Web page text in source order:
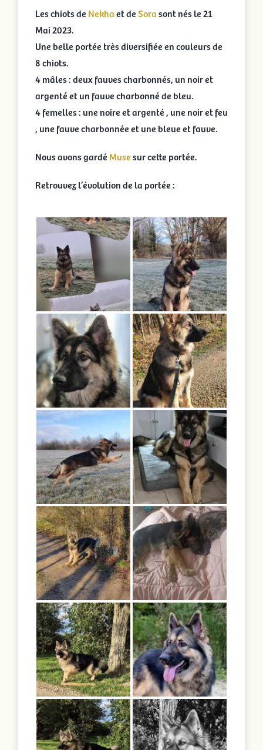
Les chiots de Nekhaet deSorasont nés le 21
Mai 2023.
Une belle portée très diversifiée en couleurs de
8 chiots.
4 mâles : deux fauves charbonnés, un noir et
argenté et un fauve charbonné de bleu.
4 femelles : une noire et argenté , une noir et feu
, une fauve charbonnée et une bleue et fauve.
Nous avons gardé Musesur cette portée.
Retrouvez l’évolution de la portée :